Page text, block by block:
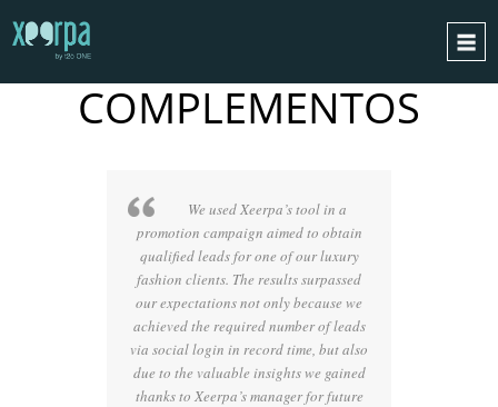
INICIO
CASOS DE ÉXITO
PIDE UNA DEMO
COMPLEMENTOS
We used Xeerpa’s tool in a
promotion campaign aimed to obtain
qualified leads for one of our luxury
fashion clients. The results surpassed
our expectations not only because we
achieved the required number of leads
via social login in record time, but also
due to the valuable insights we gained
thanks to Xeerpa’s manager for future